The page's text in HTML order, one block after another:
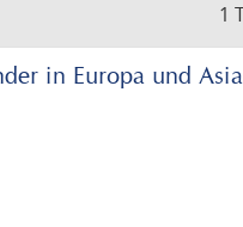
1
in Europa und